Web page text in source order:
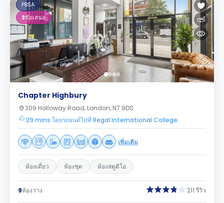
PBSA
3ข้อเสนอ
Chapter Highbury
309 Holloway Road, London, N7 9DS
29 mins โดยรถยนต์ไปที่ Regal International College
เพิ่มเติม
ห้องเดี่ยว ห้องชุด ห้องสตูดิโอ
9ห้องว่าง 211 รีวิว